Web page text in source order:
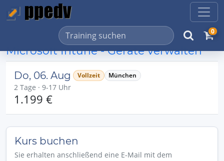
0
Microsoft Intune - Geräte verwalten
Do, 06. Aug Vollzeit München
2 Tage · 9-17 Uhr
1.199 €
Kurs buchen
Sie erhalten anschließend eine E-Mail mit dem